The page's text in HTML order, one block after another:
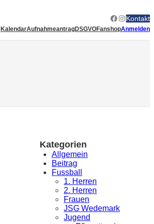
Facebook
Instagram
Kontakt
KalendarAufnahmeantragDSGVOFanshopAnmelden
Kategorien
Allgemein
Beitrag
Fussball
1. Herren
2. Herren
Frauen
JSG Wedemark
Jugend